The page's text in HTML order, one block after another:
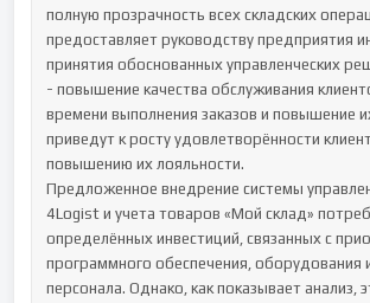
полную прозрачность всех складских
предоставляет руководству предприятия
принятия обоснованных управленческих
- повышение качества обслуживания
времени выполнения заказов и повышение
приведут к росту удовлетворённости
повышению их лояльности.
Предложенное внедрение системы
4Logist и учета товаров «Мой склад»
определённых инвестиций, связанных с
программного обеспечения, оборудования
персонала. Однако, как показывает анализ,